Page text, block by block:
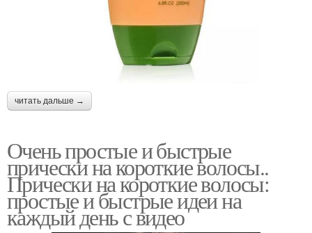
читать дальше →
Очень простые и быстрые
прически на короткие волосы..
Прически на короткие волосы:
простые и быстрые идеи на
каждый день с видео